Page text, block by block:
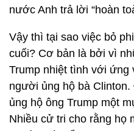
nước Anh trả lời “hoàn
Vậy thì tại sao việc bỏ
cuối? Cơ bản là bởi vì
Trump nhiệt tình với ứng
người ủng hộ bà
ủng hộ ông Trump một
Nhiều cử tri cho rằng họ